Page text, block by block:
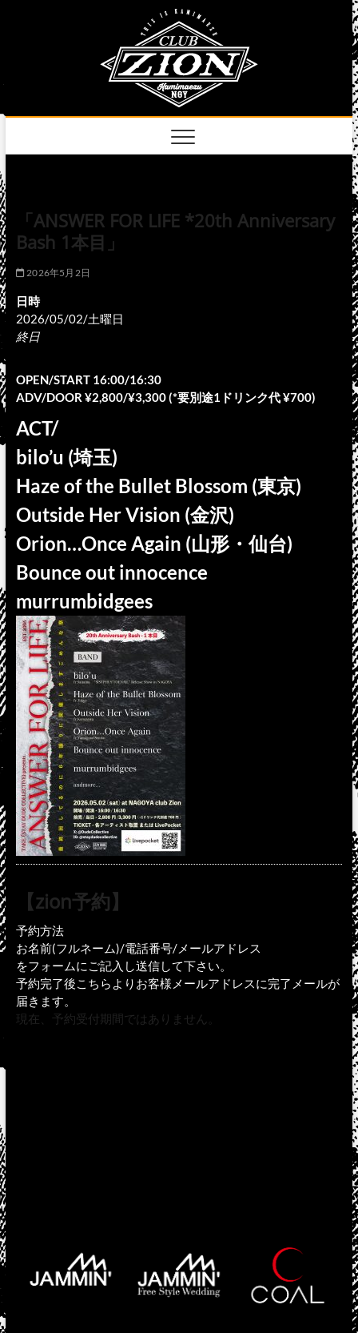
「ANSWER FOR LIFE *20th Anniversary
Bash 1本目」
2026年5月2日
日時
2026/05/02/土曜日
終日
OPEN/START 16:00/16:30
ADV/DOOR ¥2,800/¥3,300 (*要別途1ドリンク代 ¥700)
ACT/
bilo’u (埼玉)
Haze of the Bullet Blossom (東京)
Outside Her Vision (金沢)
Orion…Once Again (山形・仙台)
Bounce out innocence
murrumbidgees
【zion予約】
予約方法
お名前(フルネーム)/電話番号/メールアドレス
をフォームにご記入し送信して下さい。
予約完了後こちらよりお客様メールアドレスに完了メールが
届きます。
現在、予約受付期間ではありません。